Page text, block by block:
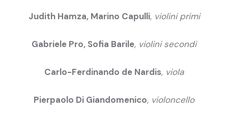
Judith Hamza, Marino Capulli, violini primi
Gabriele Pro, Sofia Barile, violini secondi
Carlo-Ferdinando de Nardis, viola
Pierpaolo Di Giandomenico, violoncello